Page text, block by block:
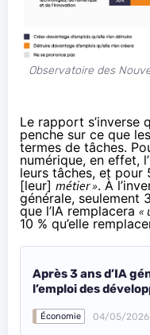
Observatoire des
Le rapport s’inverse
penche sur ce que
termes de tâches.
numérique, en effet,
leurs tâches, et pour
[leur] métier ». À
générale, seulement
que l’IA remplacera «
10 % qu’elle
Après 3 ans d’IA
l’emploi des
Économie 04/05/2026